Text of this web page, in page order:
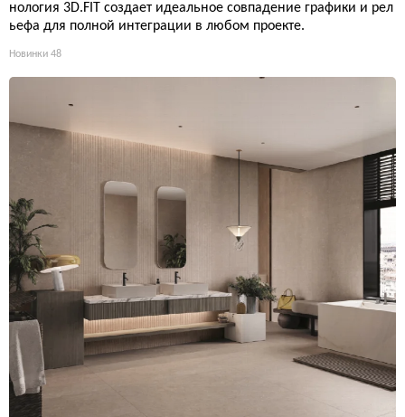
нология 3D.FIT создает идеальное совпадение графики и рел
ьефа для полной интеграции в любом проекте.
Новинки 48